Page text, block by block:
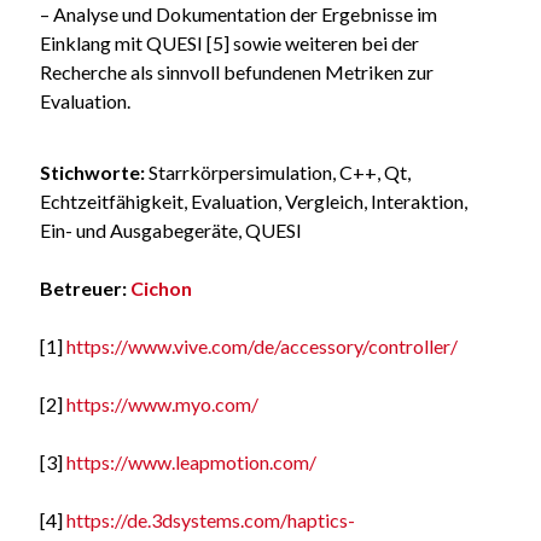
– Analyse und Dokumentation der Ergebnisse im
Einklang mit QUESI [5] sowie weiteren bei der
Recherche als sinnvoll befundenen Metriken zur
Evaluation.
Stichworte:Starrkörpersimulation, C++, Qt,
Echtzeitfähigkeit, Evaluation, Vergleich, Interaktion,
Ein- und Ausgabegeräte, QUESI
Betreuer: Cichon
[1]https://www.vive.com/de/accessory/controller/
[2]https://www.myo.com/
[3]https://www.leapmotion.com/
[4]https://de.3dsystems.com/haptics-